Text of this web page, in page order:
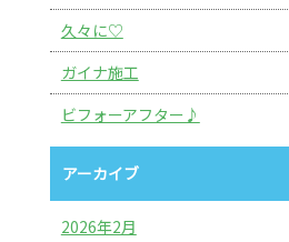
久々に♡
ガイナ施工
ビフォーアフター♪
アーカイブ
2026年2月